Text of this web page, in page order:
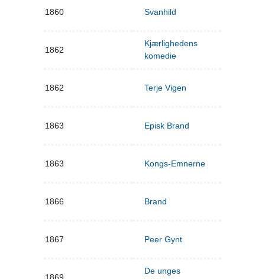
1860 Svanhild
1862
Kjærlighedens
komedie
1862 Terje Vigen
1863 Episk Brand
1863 Kongs-Emnerne
1866 Brand
1867 Peer Gynt
1869
De unges